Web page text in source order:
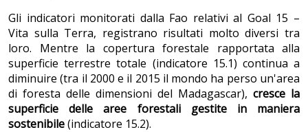
Gli indicatori monitorati dalla Fao relativi al Goal 15 –
Vita sulla Terra, registrano risultati molto diversi tra
loro. Mentre la copertura forestale rapportata alla
superficie terrestre totale (indicatore 15.1) continua a
diminuire (tra il 2000 e il 2015 il mondo ha perso un'area
di foresta delle dimensioni del Madagascar), cresce la
superficie delle aree forestali gestite in maniera
sostenibile(indicatore 15.2).